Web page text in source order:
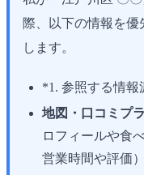
際、以下の情報を
します。
*1. 参照する情報
地図・口コミプ
ロフィールや食
営業時間や評価）